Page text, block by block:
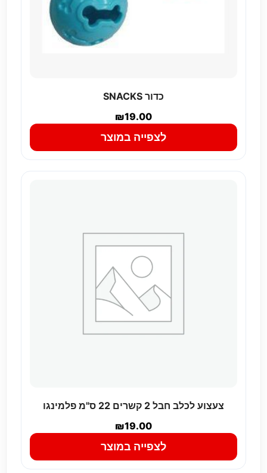
כדור SNACKS
₪19.00
לצפייה במוצר
צעצוע לכלב חבל 2 קשרים 22 ס"מ פלמינגו
₪19.00
לצפייה במוצר